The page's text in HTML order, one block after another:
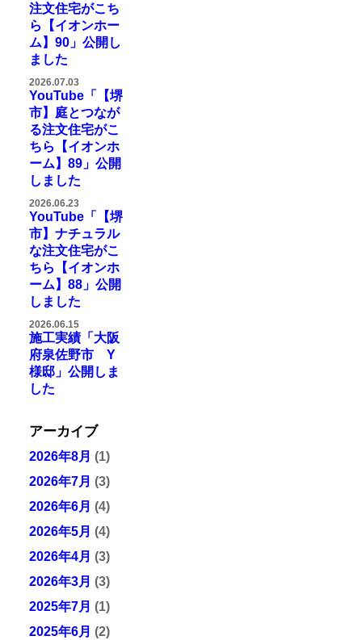
注文住宅がこち
ら【イオンホー
ム】90」公開し
ました
2026.07.03
YouTube「【堺
市】庭とつなが
る注文住宅がこ
ちら【イオンホ
ーム】89」公開
しました
2026.06.23
YouTube「【堺
市】ナチュラル
な注文住宅がこ
ちら【イオンホ
ーム】88」公開
しました
2026.06.15
施工実績「大阪
府泉佐野市 Y
様邸」公開しま
した
アーカイブ
2026年8月 (1)
2026年7月 (3)
2026年6月 (4)
2026年5月 (4)
2026年4月 (3)
2026年3月 (3)
2025年7月 (1)
2025年6月 (2)